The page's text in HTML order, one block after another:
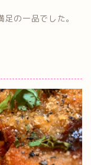
の一品でした。